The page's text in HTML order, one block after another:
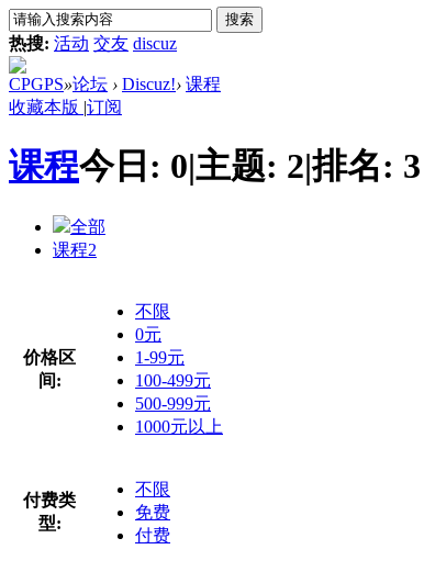
搜索
热搜: 活动 交友 discuz
CPGPS»论坛 › Discuz!› 课程
收藏本版 |订阅
课程今日: 0|主题: 2|排名: 3
全部
课程2
价格区
间:
不限
0元
1-99元
100-499元
500-999元
1000元以上
付费类
型:
不限
免费
付费